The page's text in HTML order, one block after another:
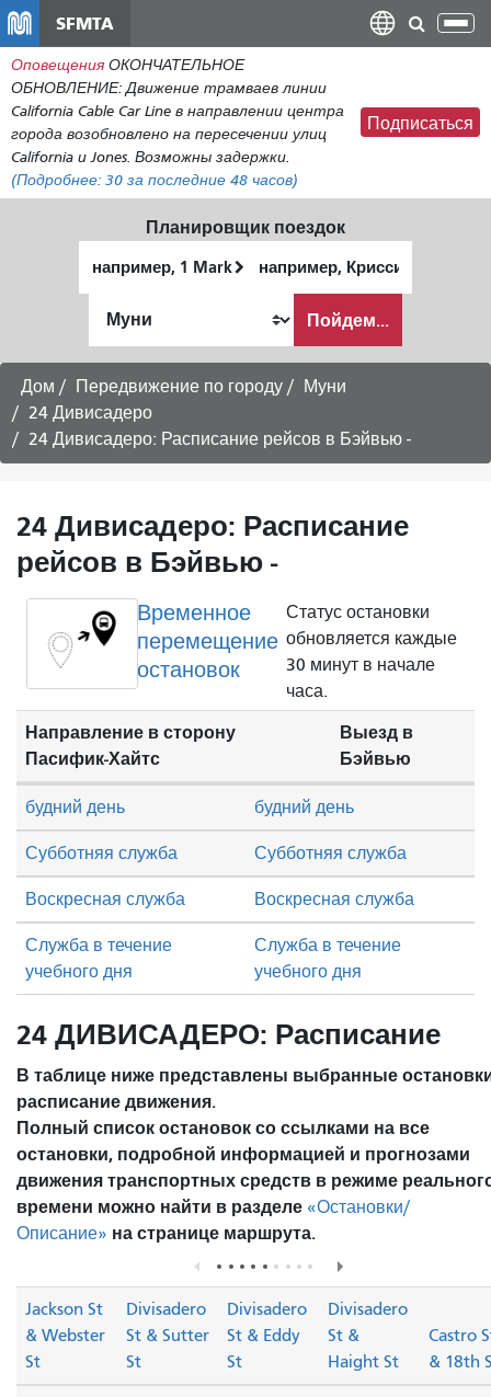
содержанию
SFMTA
Оповещения ОКОНЧАТЕЛЬНОЕ
ОБНОВЛЕНИЕ: Движение трамваев линии
California Cable Car Line в направлении центра
города возобновлено на пересечении улиц
California и Jones. Возможны задержки.
(Подробнее: 30 за последние 48 часов)
Подписаться
Планировщик поездок
местоположение
окончания
хочу
путешествовать
Пойдем...
Дом Передвижение по городу
Муни
24 Дивисадеро
24 Дивисадеро: Расписание рейсов в Бэйвью -
24 Дивисадеро: Расписание
рейсов в Бэйвью -
Временное
перемещение
остановок
Статус остановки
обновляется каждые
30 минут в начале
часа.
Направление в сторону
Пасифик-Хайтс
Выезд в
Бэйвью
Субботняя служба Субботняя служба
Воскресная служба Воскресная служба
будний день будний день
Служба в течение
учебного дня
Служба в течение
учебного дня
24 ДИВИСАДЕРО: Расписание
В таблице ниже представлены выбранные
расписание движения.
Полный список остановок со ссылками на все
остановки, подробной информацией и прогнозами
движения транспортных средств в режиме
времени можно найти в разделе «Остановки/
Описание» на странице маршрута.
Jackson St
& Webster
St
Divisadero
St & Sutter
St
Divisadero
St & Eddy
St
Divisadero
St &
Haight St
Castro
& 18th